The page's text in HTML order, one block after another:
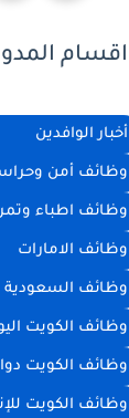
اقسام
أخبار الوافدين
وظائف أمن
وظائف اطباء
وظائف الامارات
وظائف السعودية
وظائف الكويت
وظائف الكويت
وظائف الكويت